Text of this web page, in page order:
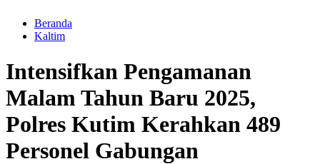
Beranda
Kaltim
Intensifkan Pengamanan
Malam Tahun Baru 2025,
Polres Kutim Kerahkan 489
Personel Gabungan